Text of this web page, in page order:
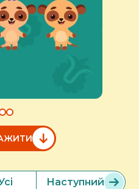
Наступний